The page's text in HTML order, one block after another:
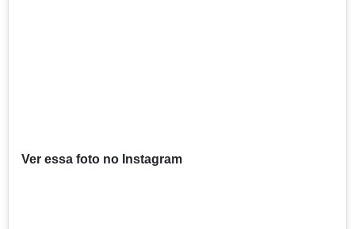
Ver essa foto no Instagram